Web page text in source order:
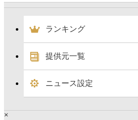
ランキング
提供元一覧
ニュース設定
×